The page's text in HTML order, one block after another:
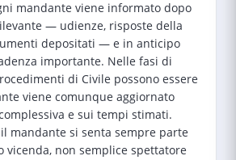
mandante viene informato dopo
— udienze, risposte della
depositati — e in anticipo
importante. Nelle fasi di
di Civile possono essere
viene comunque aggiornato
e sui tempi stimati.
mandante si senta sempre parte
vicenda, non semplice spettatore